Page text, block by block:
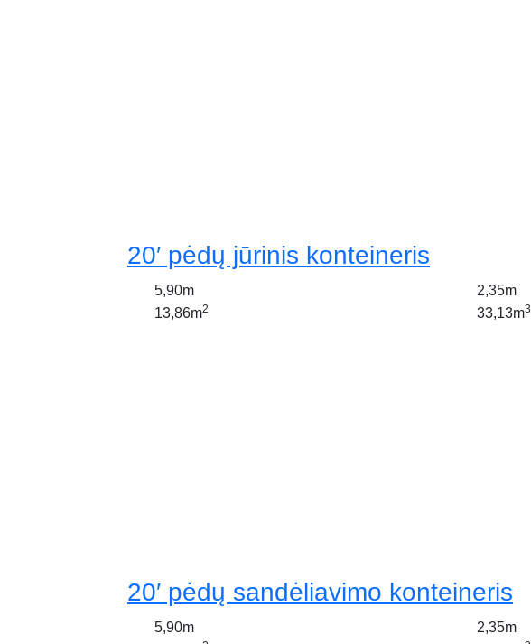
20′ pėdų jūrinis konteineris
5,90m 2,35m
13,86m2 33,13m3
20′ pėdų sandėliavimo konteineris
5,90m 2,35m